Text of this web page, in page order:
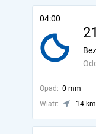
04:00
Opad: 0 mm
Wiatr:
14